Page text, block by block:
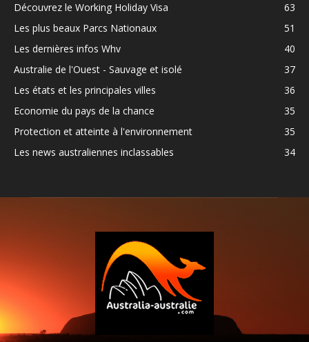
Découvrez le Working Holiday Visa
63
Les plus beaux Parcs Nationaux
51
Les dernières infos Whv
40
Australie de l'Ouest - Sauvage et isolé
37
Les états et les principales villes
36
Economie du pays de la chance
35
Protection et atteinte à l'environnement
35
Les news australiennes inclassables
34